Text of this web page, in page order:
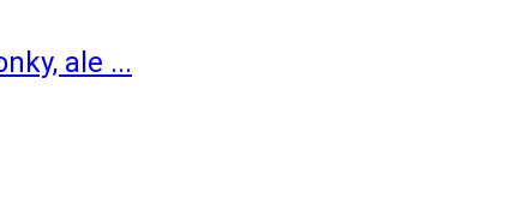
ale ...